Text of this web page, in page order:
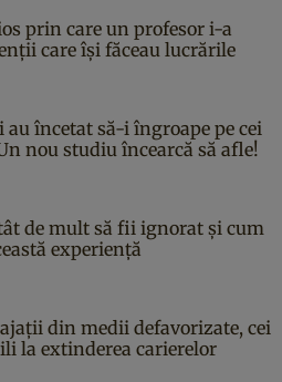
prin care un profesor i-a
care își făceau lucrările
au încetat să-i îngroape pe cei
nou studiu încearcă să afle!
de mult să fii ignorat și cum
experiență
din medii defavorizate, cei
la extinderea carierelor